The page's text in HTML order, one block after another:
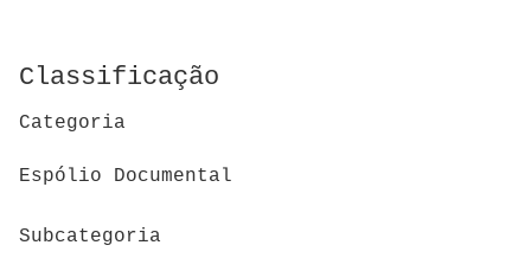
Classificação
Categoria
Espólio Documental
Subcategoria